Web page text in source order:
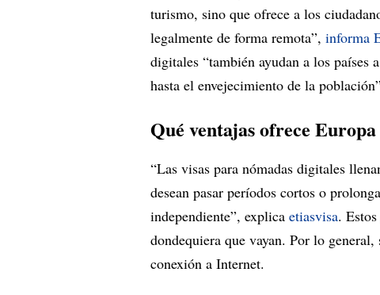
turismo, sino que ofrece a los
legalmente de forma remota”, informa
digitales “también ayudan a los países
hasta el envejecimiento de la
Qué ventajas ofrece Europa
“Las visas para nómadas digitales
desean pasar períodos cortos o
independiente”, explica etiasvisa.
dondequiera que vayan. Por lo
conexión a Internet.